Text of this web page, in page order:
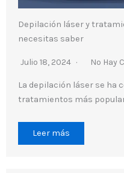
Depilación láser y
necesitas saber
Julio 18, 2024 No Hay
La depilación láser se ha
tratamientos más
Leer más